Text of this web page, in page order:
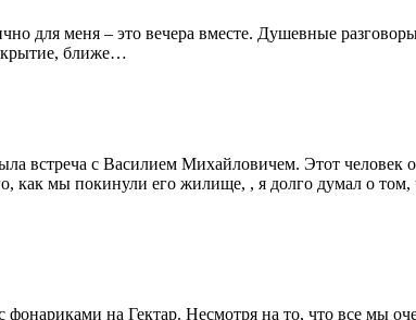
для меня – это вечера вместе. Душевные
ближе…
встреча с Василием Михайловичем. Этот человек
мы покинули его жилище, , я долго думал о том,
фонариками на Гектар. Несмотря на то, что все мы